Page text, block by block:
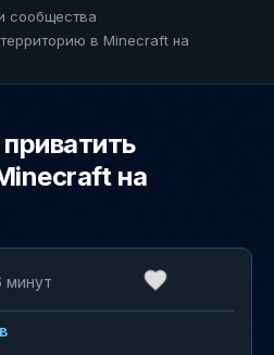
сообщества
в Minecraft на
на
минут